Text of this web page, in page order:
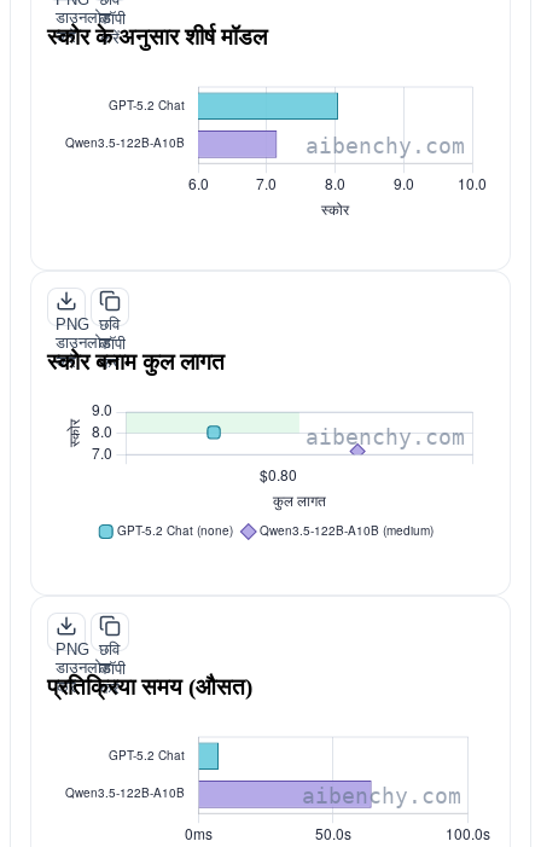
डाउनलोड
करें
कॉपी
करें
स्कोर के अनुसार शीर्ष मॉडल
PNG
डाउनलोड
करें
छवि
कॉपी
करें
स्कोर बनाम कुल लागत
PNG
डाउनलोड
करें
छवि
कॉपी
करें
प्रतिक्रिया समय (औसत)